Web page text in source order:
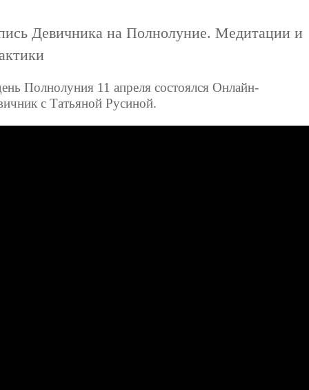
Девичника на Полнолуние. Медитации и
Полнолуния 11 апреля состоялся Онлайн-
с Татьяной Русиной.